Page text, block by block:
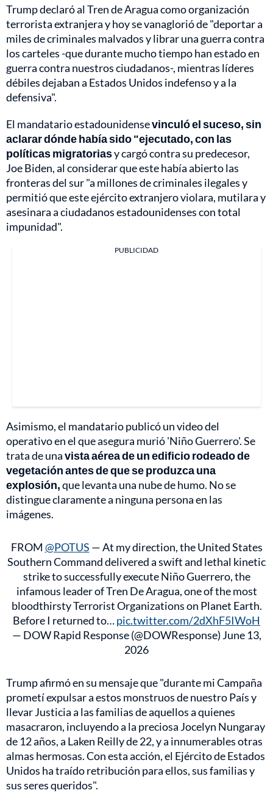
Trump declaró al Tren de Aragua como organización
terrorista extranjera y hoy se vanaglorió de "deportar a
miles de criminales malvados y librar una guerra contra
los carteles -que durante mucho tiempo han estado en
guerra contra nuestros ciudadanos-, mientras líderes
débiles dejaban a Estados Unidos indefenso y a la
defensiva".
El mandatario estadounidensevinculó el suceso, sin
aclarar dónde había sido "ejecutado, con las
políticas migratoriasy cargó contra su predecesor,
Joe Biden, al considerar que este había abierto las
fronteras del sur "a millones de criminales ilegales y
permitió que este ejército extranjero violara, mutilara y
asesinara a ciudadanos estadounidenses con total
impunidad".
PUBLICIDAD
Asimismo, el mandatario publicó un video del
operativo en el que asegura murió 'Niño Guerrero'. Se
trata de unavista aérea de un edificio rodeado de
vegetación antes de que se produzca una
explosión,que levanta una nube de humo. No se
distingue claramente a ninguna persona en las
imágenes.
FROM @POTUS — At my direction, the United States
Southern Command delivered a swift and lethal kinetic
strike to successfully execute Niño Guerrero, the
infamous leader of Tren De Aragua, one of the most
bloodthirsty Terrorist Organizations on Planet Earth.
Before I returned to…pic.twitter.com/2dXhF5IWoH
— DOW Rapid Response (@DOWResponse) June 13,
2026
Trump afirmó en su mensaje que "durante mi Campaña
prometí expulsar a estos monstruos de nuestro País y
llevar Justicia a las familias de aquellos a quienes
masacraron, incluyendo a la preciosa Jocelyn Nungaray
de 12 años, a Laken Reilly de 22, y a innumerables otras
almas hermosas. Con esta acción, el Ejército de Estados
Unidos ha traído retribución para ellos, sus familias y
sus seres queridos".